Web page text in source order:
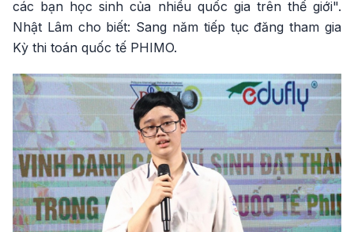
các bạn học sinh của nhiều quốc gia trên thế giới".
Nhật Lâm cho biết: Sang năm tiếp tục đăng tham gia
Kỳ thi toán quốc tế PHIMO.